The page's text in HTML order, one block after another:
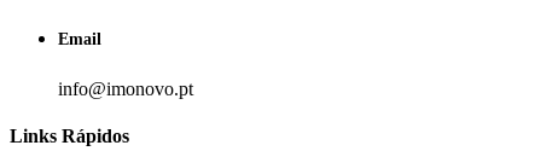
Email
info@imonovo.pt
Links Rápidos